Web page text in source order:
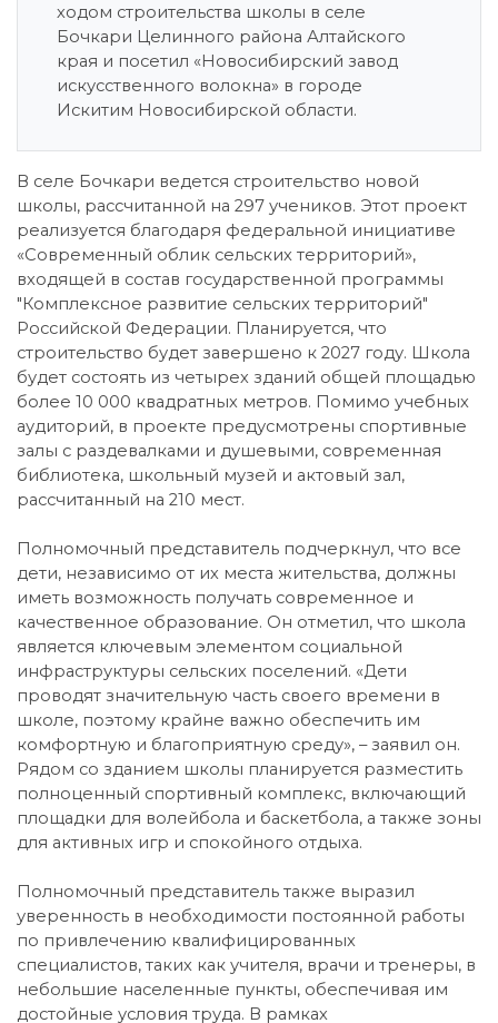
ходом строительства школы в селе
Бочкари Целинного района Алтайского
края и посетил «Новосибирский завод
искусственного волокна» в городе
Искитим Новосибирской области.
В селе Бочкари ведется строительство новой
школы, рассчитанной на 297 учеников. Этот проект
реализуется благодаря федеральной инициативе
«Современный облик сельских территорий»,
входящей в состав государственной программы
"Комплексное развитие сельских территорий"
Российской Федерации. Планируется, что
строительство будет завершено к 2027 году. Школа
будет состоять из четырех зданий общей площадью
более 10 000 квадратных метров. Помимо учебных
аудиторий, в проекте предусмотрены спортивные
залы с раздевалками и душевыми, современная
библиотека, школьный музей и актовый зал,
рассчитанный на 210 мест.
Полномочный представитель подчеркнул, что все
дети, независимо от их места жительства, должны
иметь возможность получать современное и
качественное образование. Он отметил, что школа
является ключевым элементом социальной
инфраструктуры сельских поселений. «Дети
проводят значительную часть своего времени в
школе, поэтому крайне важно обеспечить им
комфортную и благоприятную среду», – заявил он.
Рядом со зданием школы планируется разместить
полноценный спортивный комплекс, включающий
площадки для волейбола и баскетбола, а также зоны
для активных игр и спокойного отдыха.
Полномочный представитель также выразил
уверенность в необходимости постоянной работы
по привлечению квалифицированных
специалистов, таких как учителя, врачи и тренеры, в
небольшие населенные пункты, обеспечивая им
достойные условия труда. В рамках